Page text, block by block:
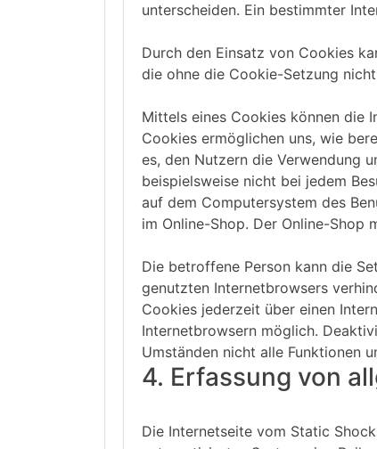
unterscheiden. Ein bestimmter
Durch den Einsatz von Cookies
die ohne die Cookie-Setzung
Mittels eines Cookies können die
Cookies ermöglichen uns, wie
es, den Nutzern die Verwendung
beispielsweise nicht bei jedem
auf dem Computersystem des
im Online-Shop. Der Online-Shop
Die betroffene Person kann die
genutzten Internetbrowsers
Cookies jederzeit über einen
Internetbrowsern möglich.
Umständen nicht alle Funktionen
4. Erfassung von
Die Internetseite vom Static